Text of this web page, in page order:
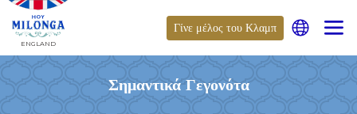
ENGLAND
Γίνε μέλος του Κλαμπ
Σημαντικά Γεγονότα